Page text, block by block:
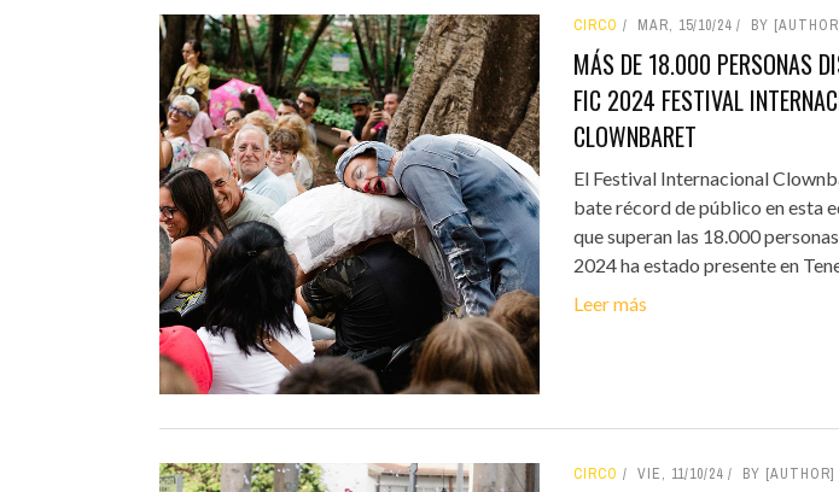
CIRCO MAR, 15/10/24 BY
MÁS DE 18.000 PERSONAS
FIC 2024 FESTIVAL
CLOWNBARET
El Festival Internacional
bate récord de público en esta
que superan las 18.000
2024 ha estado presente en
Leer más
CIRCO VIE, 11/10/24 BY [AUTHOR]